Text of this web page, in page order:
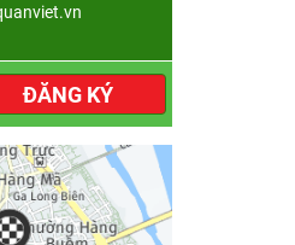
ĐĂNG KÝ